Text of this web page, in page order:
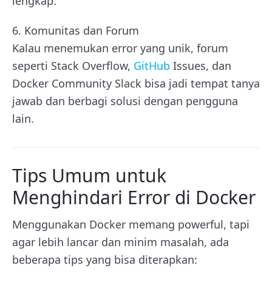
6. Komunitas dan Forum
Kalau menemukan error yang unik, forum
seperti Stack Overflow, GitHub Issues, dan
Docker Community Slack bisa jadi tempat tanya
jawab dan berbagi solusi dengan pengguna
lain.
Tips Umum untuk
Menghindari Error di Docker
Menggunakan Docker memang powerful, tapi
agar lebih lancar dan minim masalah, ada
beberapa tips yang bisa diterapkan: